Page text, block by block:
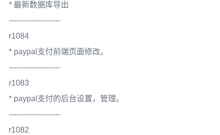
* 最新数据库导出
---------------------
r1084
* paypal支付前端页面修改。
---------------------
r1083
* paypal支付的后台设置，管理。
---------------------
r1082